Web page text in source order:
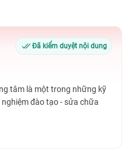
Đã kiểm duyệt nội dung
tâm là một trong những kỹ
đào tạo - sửa chữa